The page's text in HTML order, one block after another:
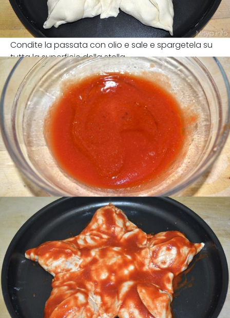
Condite la passata con olio e sale e spargetela su
tutta la superficie della stella.